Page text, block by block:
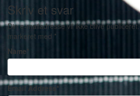
Skriv et svar
Din e-mailadresse vil ikke blive publiceret.
markeret med *
Name
Email Address *